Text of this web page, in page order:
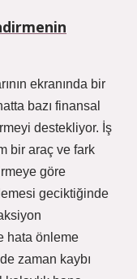
ekranında bir
bazı finansal
destekliyor. İş
bir araç ve fark
göre
geciktiğinde
hata önleme
zaman kaybı